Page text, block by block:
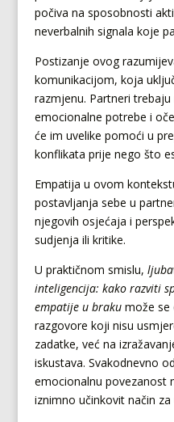
počiva na sposobnosti
neverbalnih signala koje
Postizanje ovog
komunikacijom, koja
razmjenu. Partneri
emocionalne potrebe i
će im uvelike pomoći u
konflikata prije nego što
Empatija u ovom
postavljanja sebe u
njegovih osjećaja i
sudjenja ili kritike.
U praktičnom smislu,
inteligencija: kako razviti
empatije u brakumože se
razgovore koji nisu
zadatke, već na
iskustava. Svakodnevno
emocionalnu povezanost
iznimno učinkovit način za